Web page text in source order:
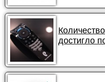
достигло